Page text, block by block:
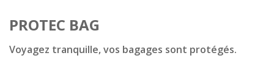
PROTEC BAG
Voyagez tranquille, vos bagages sont protégés.